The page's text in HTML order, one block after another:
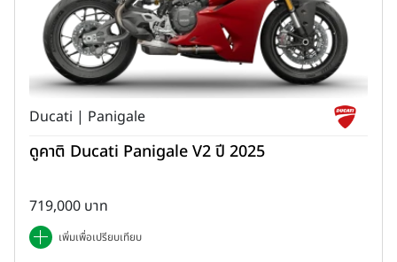
Ducati | Panigale
ดูคาติ Ducati Panigale V2 ปี 2025
719,000 บาท
เพิ่มเพื่อเปรียบเทียบ